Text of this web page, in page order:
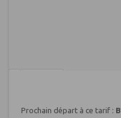
Prochain départ à ce tarif :